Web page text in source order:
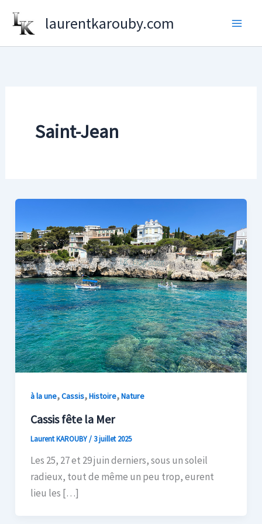
laurentkarouby.com
Saint-Jean
à la une,Cassis,Histoire,Nature
Cassis fête la Mer
Laurent KAROUBY/ 3 juillet 2025
Les 25, 27 et 29 juin derniers, sous un soleil
radieux, tout de même un peu trop, eurent
lieu les […]